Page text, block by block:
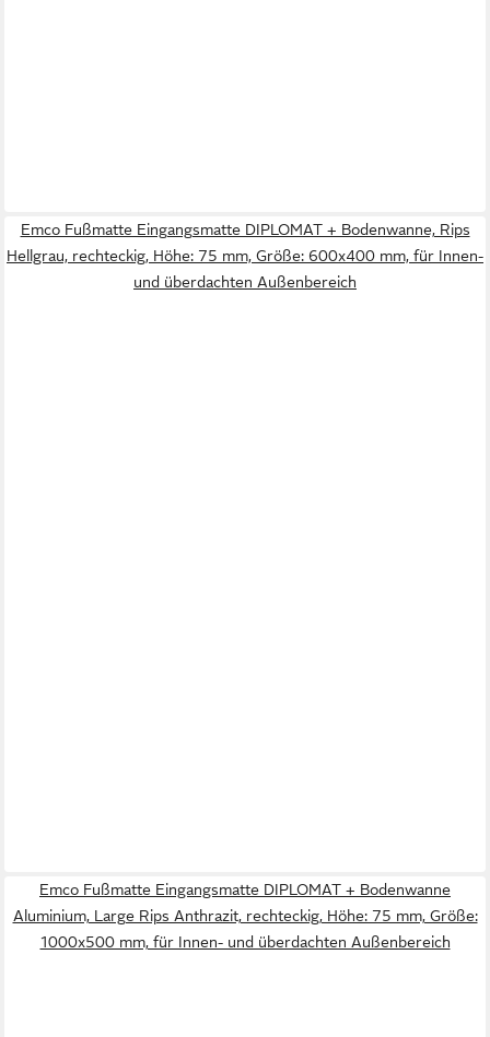
Emco Fußmatte Eingangsmatte DIPLOMAT + Bodenwanne, Rips
Hellgrau, rechteckig, Höhe: 75 mm, Größe: 600x400 mm, für Innen-
und überdachten Außenbereich
Emco Fußmatte Eingangsmatte DIPLOMAT + Bodenwanne
Aluminium, Large Rips Anthrazit, rechteckig, Höhe: 75 mm, Größe:
1000x500 mm, für Innen- und überdachten Außenbereich